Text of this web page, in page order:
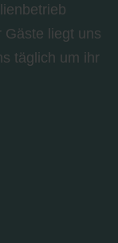
Gäste liegt uns
täglich um ihr